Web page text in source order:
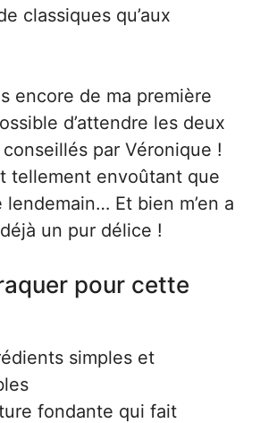
classiques qu’aux
encore de ma première
d’attendre les deux
par Véronique !
tellement envoûtant que
lendemain… Et bien m’en a
un pur délice !
pour cette
simples et
fondante qui fait